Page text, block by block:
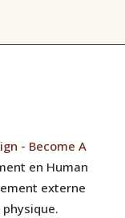
- Become A
en Human
externe